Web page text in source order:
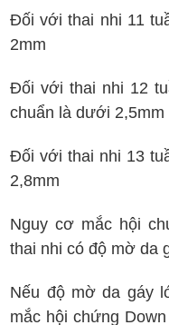
Đối với thai nhi 11
2mm
Đối với thai nhi 12
chuẩn là dưới 2,5mm
Đối với thai nhi 13
2,8mm
Nguy cơ mắc hội
thai nhi có độ mờ da
Nếu độ mờ da gáy
mắc hội chứng